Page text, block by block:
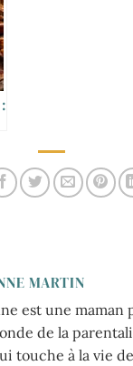
MARTIN
est une maman
de la
touche à la vie